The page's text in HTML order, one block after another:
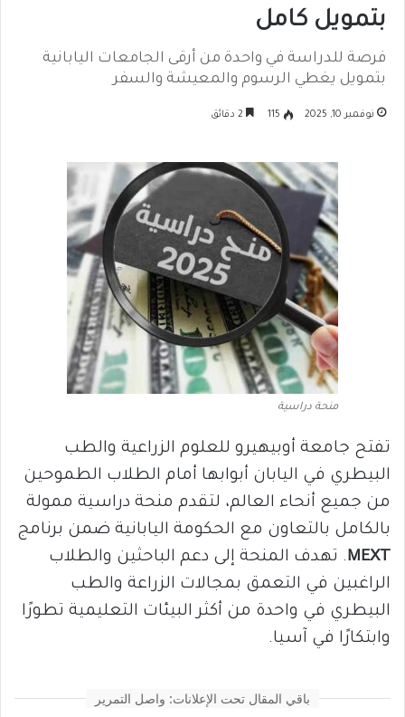
بتمويل كامل
فرصة للدراسة في واحدة من أرقى الجامعات اليابانية
بتمويل يغطي الرسوم والمعيشة والسفر
نوفمبر 10, 2025 115
منحة دراسية
تفتح جامعة أوبيهيرو للعلوم الزراعية والطب
البيطري في اليابان أبوابها أمام الطلاب الطموحين
من جميع أنحاء العالم، لتقدم منحة دراسية ممولة
بالكامل بالتعاون مع الحكومة اليابانية ضمن برنامج
MEXT. تهدف المنحة إلى دعم الباحثين والطلاب
الراغبين في التعمق بمجالات الزراعة والطب
البيطري في واحدة من أكثر البيئات التعليمية تطورًا
وابتكارًا في آسيا.
باقي المقال تحت الإعلانات: واصل التمرير